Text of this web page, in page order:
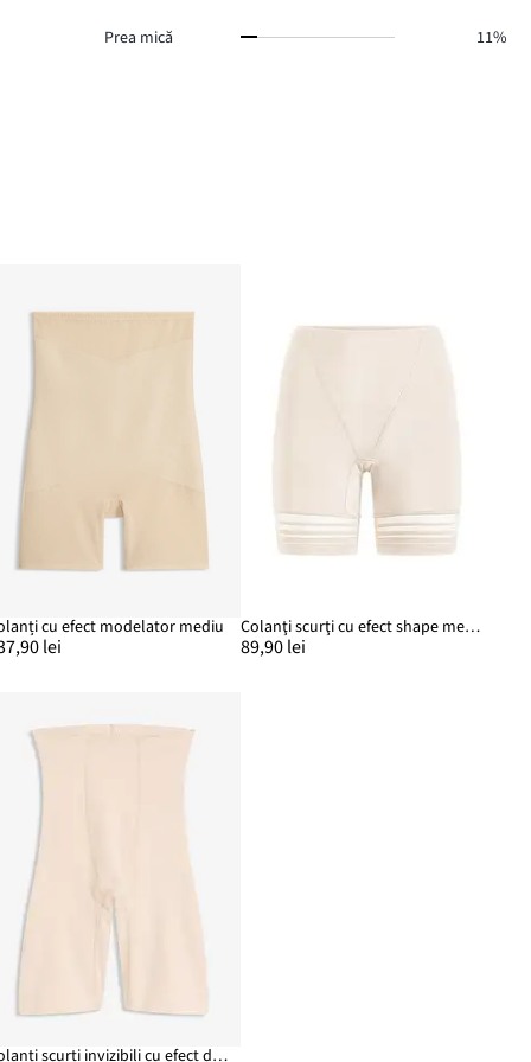
Prea mică 11%
cu efect modelator mediu
lei
Colanţi scurţi cu efect shape mediu
89,90 lei
Colanți scurți invizibili cu efect de modelare ușor, din bumbac